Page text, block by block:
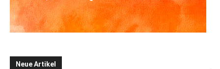
Neue Artikel